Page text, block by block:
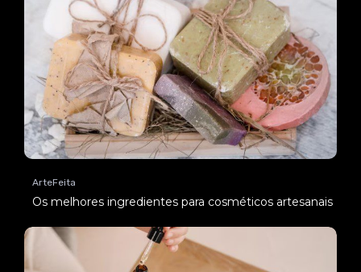
ArteFeita
Os melhores ingredientes para cosméticos artesanais